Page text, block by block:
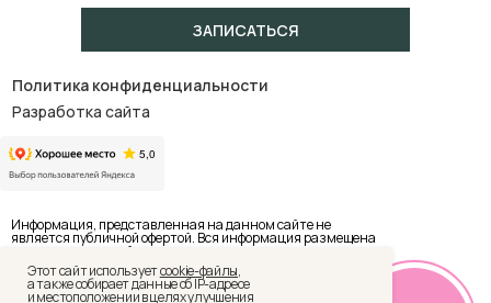
Разработка сайта
Политика конфиденциальности
ЗАПИСАТЬСЯ
Информация, представленная на данном сайте не
является публичной офертой. Вся информация размещена
с ознакомительной целью и не должна использоваться
для самостоятельной диагностики, либо лечения.
Имеются противопоказания, необходима консультация
специалиста.
Этот сайт используетcookie-файлы,
а также собирает данные об IP-адресе
и местоположении в целях улучшения